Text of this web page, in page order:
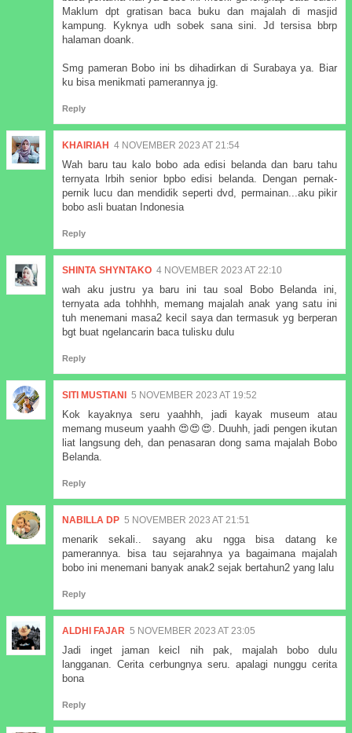
Maklum dpt gratisan baca buku dan majalah di masjid
kampung. Kyknya udh sobek sana sini. Jd tersisa bbrp
halaman doank.
Smg pameran Bobo ini bs dihadirkan di Surabaya ya. Biar
ku bisa menikmati pamerannya jg.
Reply
KHAIRIAH 4 NOVEMBER 2023 AT 21:54
Wah baru tau kalo bobo ada edisi belanda dan baru tahu
ternyata lrbih senior bpbo edisi belanda. Dengan pernak-
pernik lucu dan mendidik seperti dvd, permainan...aku pikir
bobo asli buatan Indonesia
Reply
SHINTA SHYNTAKO 4 NOVEMBER 2023 AT 22:10
wah aku justru ya baru ini tau soal Bobo Belanda ini,
ternyata ada tohhhh, memang majalah anak yang satu ini
tuh menemani masa2 kecil saya dan termasuk yg berperan
bgt buat ngelancarin baca tulisku dulu
Reply
SITI MUSTIANI 5 NOVEMBER 2023 AT 19:52
Kok kayaknya seru yaahhh, jadi kayak museum atau
memang museum yaahh 😍😍😍. Duuhh, jadi pengen ikutan
liat langsung deh, dan penasaran dong sama majalah Bobo
Belanda.
Reply
NABILLA DP 5 NOVEMBER 2023 AT 21:51
menarik sekali.. sayang aku ngga bisa datang ke
pamerannya. bisa tau sejarahnya ya bagaimana majalah
bobo ini menemani banyak anak2 sejak bertahun2 yang lalu
Reply
ALDHI FAJAR 5 NOVEMBER 2023 AT 23:05
Jadi inget jaman keicl nih pak, majalah bobo dulu
langganan. Cerita cerbungnya seru. apalagi nunggu cerita
bona
Reply